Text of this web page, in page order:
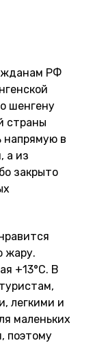
РФ
шенгену
страны
напрямую в
а из
закрыто
жару.
+13°С. В
легкими и
маленьких
поэтому